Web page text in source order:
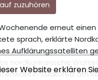
Website erklären
zuzuhören
erneut
sprach, erklärte
Aufklärungssatelliten
nordkoreanische
in Südkorea am